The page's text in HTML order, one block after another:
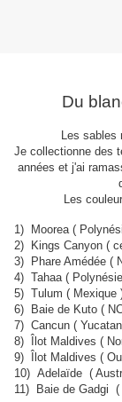
Du
Les sables
Je collectionne des
années et j'ai
Les
1) Moorea (
2) Kings Canyon (
3) Phare Amédée (
4) Tahaa (
5) Tulum ( Mexique
6) Baie de Kuto (
7) Cancun (
8) Îlot Maldives (
9) Îlot Maldives (
10) Adelaïde (
11) Baie de Gadgi